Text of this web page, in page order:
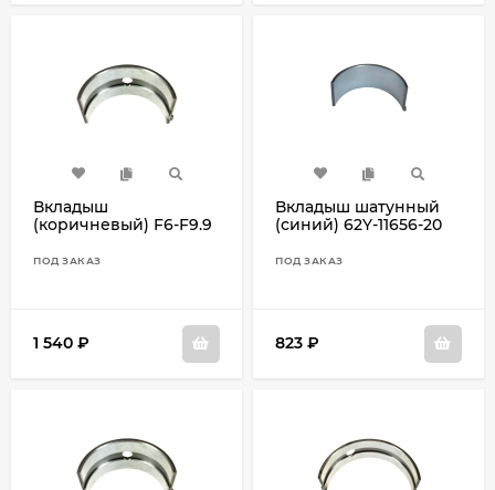
Вкладыш
(коричневый) F6-F9.9
ПОД ЗАКАЗ
1 540 ₽
Вкладыш шатунный
(синий) 62Y-11656-20
ПОД ЗАКАЗ
823 ₽